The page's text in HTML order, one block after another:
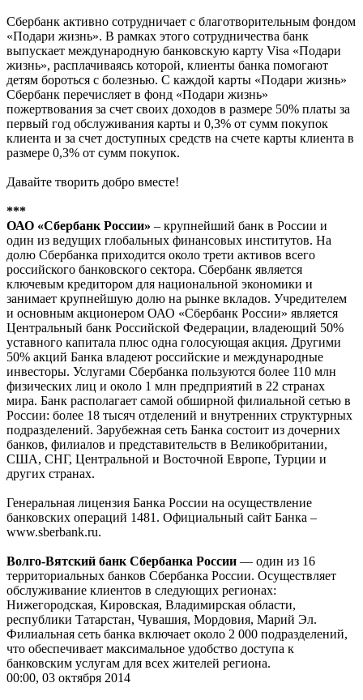
Сбербанк активно сотрудничает с благотворительным фондом
«Подари жизнь». В рамках этого сотрудничества банк
выпускает международную банковскую карту Visa «Подари
жизнь», расплачиваясь которой, клиенты банка помогают
детям бороться с болезнью. С каждой карты «Подари жизнь»
Сбербанк перечисляет в фонд «Подари жизнь»
пожертвования за счет своих доходов в размере 50% платы за
первый год обслуживания карты и 0,3% от сумм покупок
клиента и за счет доступных средств на счете карты клиента в
размере 0,3% от сумм покупок.
Давайте творить добро вместе!
***
ОАО «Сбербанк России» – крупнейший банк в России и
один из ведущих глобальных финансовых институтов. На
долю Сбербанка приходится около трети активов всего
российского банковского сектора. Сбербанк является
ключевым кредитором для национальной экономики и
занимает крупнейшую долю на рынке вкладов. Учредителем
и основным акционером ОАО «Сбербанк России» является
Центральный банк Российской Федерации, владеющий 50%
уставного капитала плюс одна голосующая акция. Другими
50% акций Банка владеют российские и международные
инвесторы. Услугами Сбербанка пользуются более 110 млн
физических лиц и около 1 млн предприятий в 22 странах
мира. Банк располагает самой обширной филиальной сетью в
России: более 18 тысяч отделений и внутренних структурных
подразделений. Зарубежная сеть Банка состоит из дочерних
банков, филиалов и представительств в Великобритании,
США, СНГ, Центральной и Восточной Европе, Турции и
других странах.
Генеральная лицензия Банка России на осуществление
банковских операций 1481. Официальный сайт Банка –
www.sberbank.ru.
Волго-Вятский банк Сбербанка России — один из 16
территориальных банков Сбербанка России. Осуществляет
обслуживание клиентов в следующих регионах:
Нижегородская, Кировская, Владимирская области,
республики Татарстан, Чувашия, Мордовия, Марий Эл.
Филиальная сеть банка включает около 2 000 подразделений,
что обеспечивает максимальное удобство доступа к
банковским услугам для всех жителей региона.
00:00, 03 октября 2014